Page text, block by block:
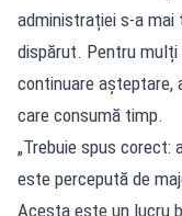
administrației s-a mai
dispărut. Pentru
continuare așteptare,
care consumă timp.
„Trebuie spus corect:
este percepută de
Acesta este un lucru